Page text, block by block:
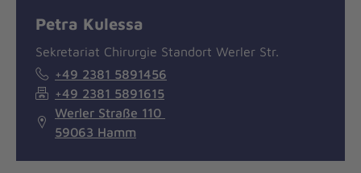
Petra Kulessa
Sekretariat Chirurgie Standort Werler Str.
+49 2381 5891456
+49 2381 5891615
Werler Straße 110
59063 Hamm